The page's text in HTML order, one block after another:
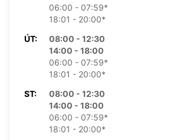
06:00 - 07:59*
18:01 - 20:00*
ÚT:
08:00 - 12:30
14:00 - 18:00
06:00 - 07:59*
18:01 - 20:00*
ST:
08:00 - 12:30
14:00 - 18:00
06:00 - 07:59*
18:01 - 20:00*